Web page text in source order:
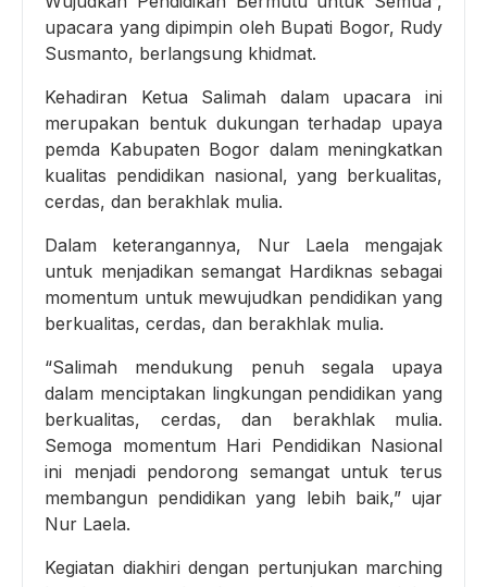
upacara yang dipimpin oleh Bupati Bogor, Rudy
Susmanto, berlangsung khidmat.
Kehadiran Ketua Salimah dalam upacara ini
merupakan bentuk dukungan terhadap upaya
pemda Kabupaten Bogor dalam meningkatkan
kualitas pendidikan nasional, yang berkualitas,
cerdas, dan berakhlak mulia.
Dalam keterangannya, Nur Laela mengajak
untuk menjadikan semangat Hardiknas sebagai
momentum untuk mewujudkan pendidikan yang
berkualitas, cerdas, dan berakhlak mulia.
“Salimah mendukung penuh segala upaya
dalam menciptakan lingkungan pendidikan yang
berkualitas, cerdas, dan berakhlak mulia.
Semoga momentum Hari Pendidikan Nasional
ini menjadi pendorong semangat untuk terus
membangun pendidikan yang lebih baik,” ujar
Nur Laela.
Kegiatan diakhiri dengan pertunjukan marching